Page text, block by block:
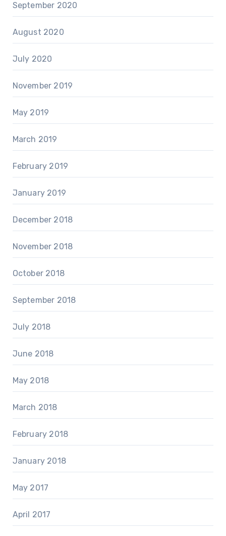
September 2020
August 2020
July 2020
November 2019
May 2019
March 2019
February 2019
January 2019
December 2018
November 2018
October 2018
September 2018
July 2018
June 2018
May 2018
March 2018
February 2018
January 2018
May 2017
April 2017